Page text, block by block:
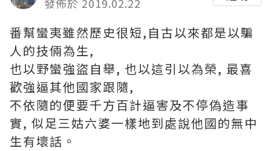
發佈於 2019.02.22
番幫蠻夷雖然歷史很短,自古以來都是以騙
人的技倆為生,
也以野蠻強盜自舉, 也以這引以為榮, 最喜
歡強逼其他國家跟隨,
不依隨的便要千方百計逼害及不停偽造事
實, 似足三姑六婆一樣地到處說他國的無中
生有壞話。